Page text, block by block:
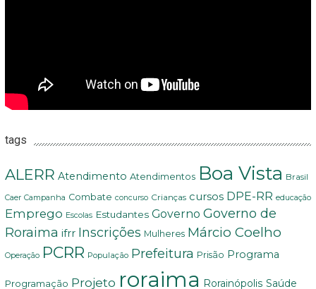
tags
ALERR Atendimento Atendimentos Boa Vista Brasil
Caer Campanha Combate concurso Crianças cursos DPE-RR educação
Emprego Escolas Estudantes Governo Governo de
Roraima ifrr Inscrições Mulheres Márcio Coelho
Operação PCRR População Prefeitura Prisão Programa
Programação Projeto roraima Rorainópolis Saúde